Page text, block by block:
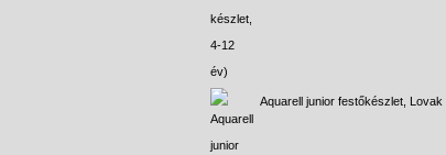
Aquarell junior festőkészlet, Lovak